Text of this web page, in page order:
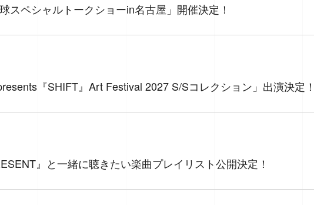
スペシャルトークショーin名古屋」開催決定！
『SHIFT』Art Festival 2027 S/Sコレクション」出演決定！
』と一緒に聴きたい楽曲プレイリスト公開決定！